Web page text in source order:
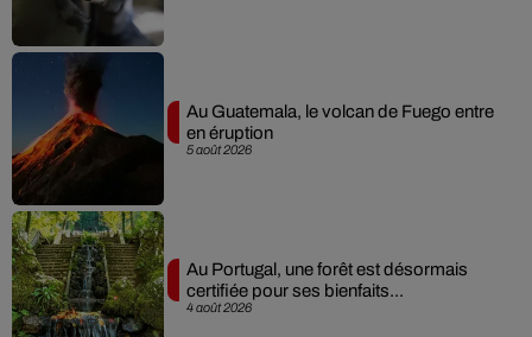
5 août 2026
Au Guatemala, le volcan de Fuego entre
en éruption
4 août 2026
Au Portugal, une forêt est désormais
certifiée pour ses bienfaits...